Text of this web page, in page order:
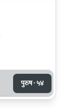
पुरुष · ५४